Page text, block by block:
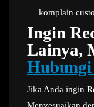
komplain
Ingin
Lainya,
Jika Anda ingin